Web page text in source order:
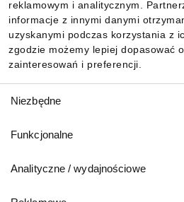
reklamowym i analitycznym.
informacje z innymi danymi
uzyskanymi podczas korzystania z
zgodzie możemy lepiej dopasować
zainteresowań i preferencji.
zgody
Niezbędne
Funkcjonalne
Analityczne / wydajnościowe
Pobierz naszą